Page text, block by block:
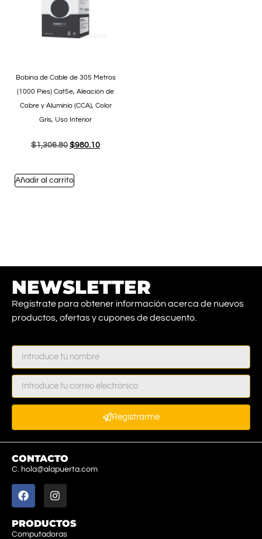
Bobina de Cable de 305 Metros
(1000 Pies) Cat5e, Aleación de
Cobre y Aluminio (CCA), Color
Gris, Uso Interior
$1,306.80 $980.10
Añadir al carrito
NEWSLETTER
Registrate para obtener información acerca de nuevos
productos, ofertas y cupones de descuento.
Registrarme
CONTACTO
C. hola@alapuerta.com
PRODUCTOS
Computadoras